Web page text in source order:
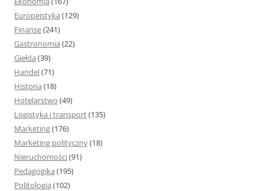
Europeistyka (129)
Finanse(241)
Gastronomia (22)
Giełda (39)
Handel(71)
Historia (18)
Hotelarstwo (49)
Logistyka i transport(135)
Marketing(176)
Marketing polityczny(18)
Nieruchomości(91)
Pedagogika (195)
Politologia (102)